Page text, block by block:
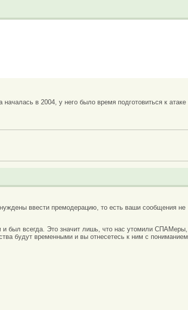
в 2004, у него было время подготовиться к атаке
ввести премодерацию, то есть ваши сообщения не
и был всегда. Это значит лишь, что нас утомили СПАМеры,
будут временными и вы отнесетесь к ним с пониманием.